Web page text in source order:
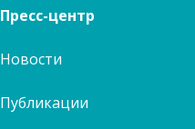
Пресс-центр
Новости
Публикации